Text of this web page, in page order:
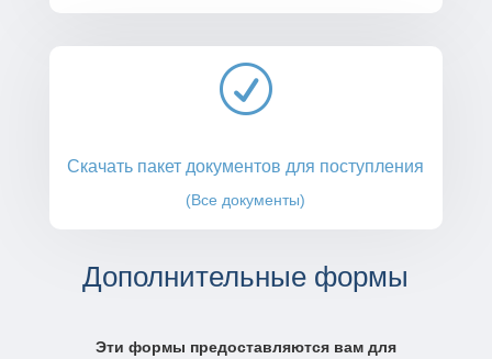
R
Скачать пакет документов для поступления
(Все документы)
Дополнительные формы
Эти формы предоставляются вам для